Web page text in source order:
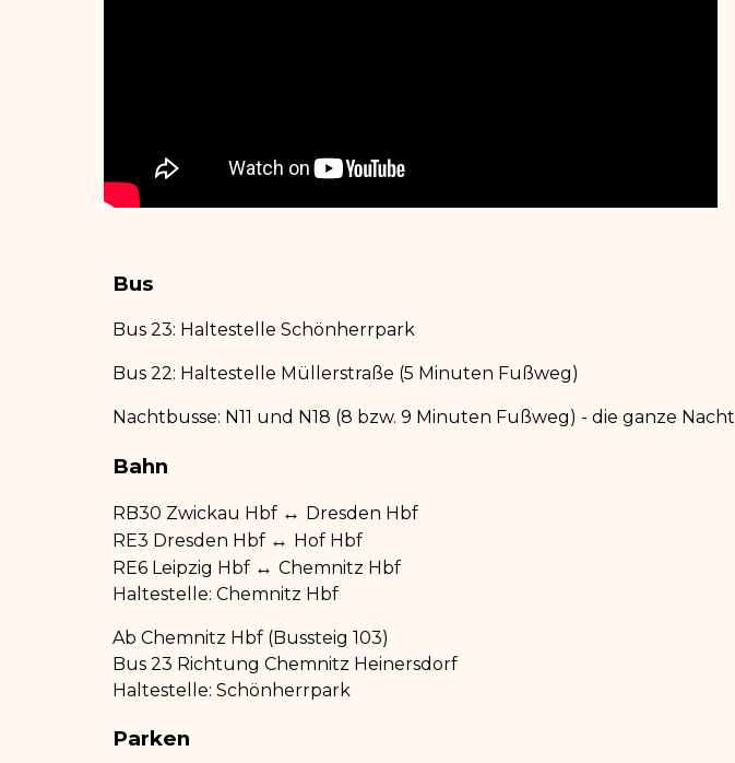
Bus
Bus 23: Haltestelle Schönherrpark
Bus 22: Haltestelle Müllerstraße (5 Minuten Fußweg)
Nachtbusse: N11 und N18 (8 bzw. 9 Minuten Fußweg) - die ganze Nacht
Bahn
RB30 Zwickau Hbf ↔ Dresden Hbf
RE3 Dresden Hbf ↔ Hof Hbf
RE6 Leipzig Hbf ↔ Chemnitz Hbf
Haltestelle: Chemnitz Hbf
Ab Chemnitz Hbf (Bussteig 103)
Bus 23 Richtung Chemnitz Heinersdorf
Haltestelle: Schönherrpark
Parken